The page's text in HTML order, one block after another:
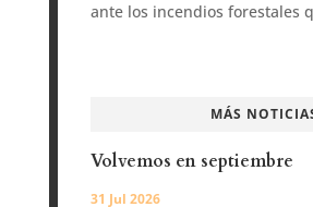
ante los incendios forestales
MÁS
Volvemos en septiembre
31 Jul 2026